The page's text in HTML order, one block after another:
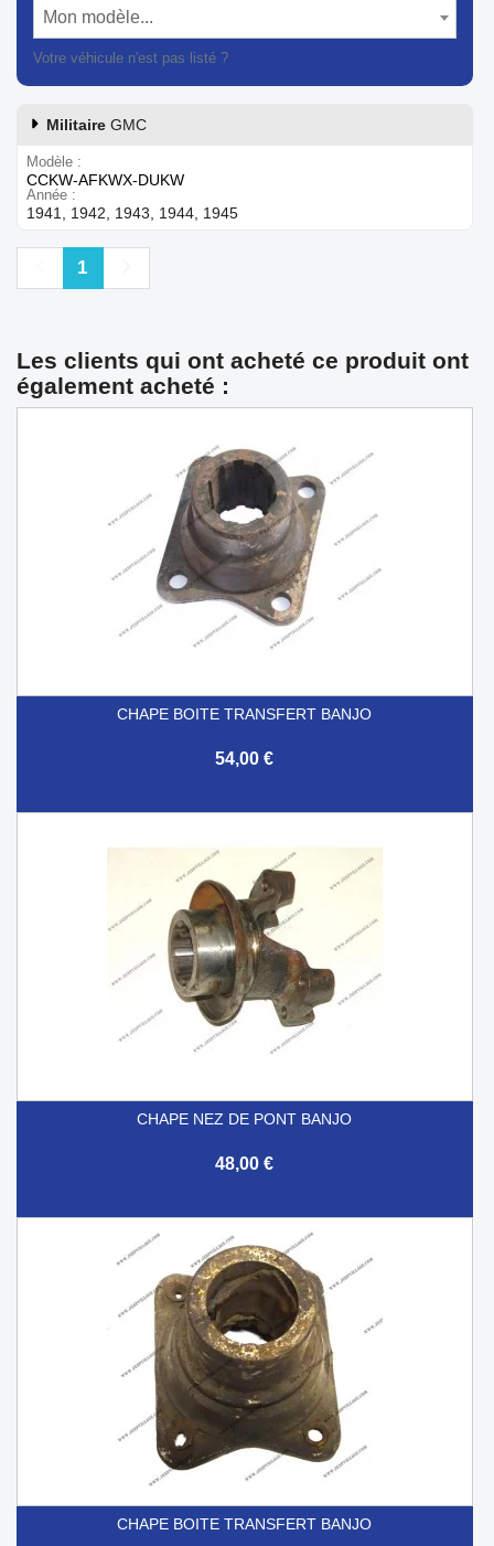
Mon modèle...
Votre véhicule n'est pas listé ?
Militaire GMC
Modèle
CCKW-AFKWX-DUKW
Année
1941, 1942, 1943, 1944, 1945
Précédent
1
Les clients qui ont acheté ce produit ont
également acheté :
CHAPE BOITE TRANSFERT BANJO
54,00 €
CHAPE NEZ DE PONT BANJO
48,00 €
CHAPE BOITE TRANSFERT BANJO